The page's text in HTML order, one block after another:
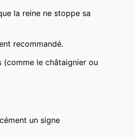
la reine ne stoppe sa
recommandé.
(comme le châtaignier ou
un signe